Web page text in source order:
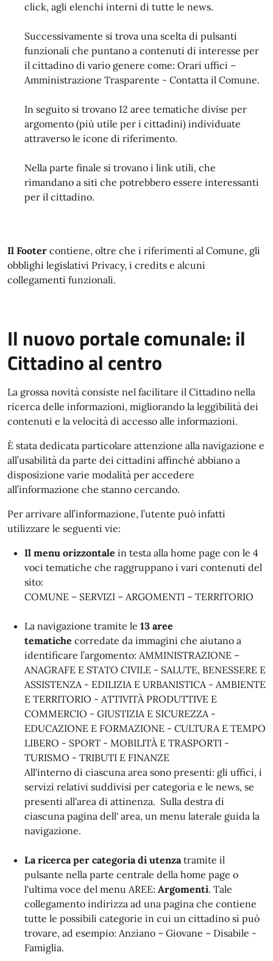
click, agli elenchi interni di tutte le news.
Successivamente si trova una scelta di pulsanti
funzionali che puntano a contenuti di interesse per
il cittadino di vario genere come: Orari uffici –
Amministrazione Trasparente - Contatta il Comune.
In seguito si trovano 12 aree tematiche divise per
argomento (più utile per i cittadini) individuate
attraverso le icone di riferimento.
Nella parte finale si trovano i link utili, che
rimandano a siti che potrebbero essere interessanti
per il cittadino.
Il Footer contiene, oltre che i riferimenti al Comune, gli
obblighi legislativi Privacy, i credits e alcuni
collegamenti funzionali.
Il nuovo portale comunale: il
Cittadino al centro
La grossa novità consiste nel facilitare il Cittadino nella
ricerca delle informazioni, migliorando la leggibilità dei
contenuti e la velocità di accesso alle informazioni.
È stata dedicata particolare attenzione alla navigazione e
all’usabilità da parte dei cittadini affinché abbiano a
disposizione varie modalità per accedere
all’informazione che stanno cercando.
Per arrivare all’informazione, l’utente può infatti
utilizzare le seguenti vie:
Il menu orizzontale in testa alla home page con le 4
voci tematiche che raggruppano i vari contenuti del
sito:
COMUNE – SERVIZI – ARGOMENTI – TERRITORIO
La navigazione tramite le 13 aree
tematiche corredate da immagini che aiutano a
identificare l’argomento: AMMINISTRAZIONE –
ANAGRAFE E STATO CIVILE - SALUTE, BENESSERE E
ASSISTENZA - EDILIZIA E URBANISTICA - AMBIENTE
E TERRITORIO - ATTIVITÀ PRODUTTIVE E
COMMERCIO - GIUSTIZIA E SICUREZZA -
EDUCAZIONE E FORMAZIONE - CULTURA E TEMPO
LIBERO - SPORT - MOBILITÀ E TRASPORTI -
TURISMO - TRIBUTI E FINANZE
All'interno di ciascuna area sono presenti: gli uffici, i
servizi relativi suddivisi per categoria e le news, se
presenti all'area di attinenza. Sulla destra di
ciascuna pagina dell' area, un menu laterale guida la
navigazione.
La ricerca per categoria di utenzatramite il
pulsante nella parte centrale della home page o
l'ultima voce del menu AREE: Argomenti. Tale
collegamento indirizza ad una pagina che contiene
tutte le possibili categorie in cui un cittadino si può
trovare, ad esempio: Anziano – Giovane – Disabile -
Famiglia.